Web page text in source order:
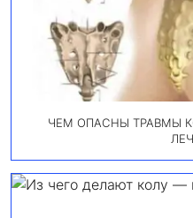
ЧЕМ ОПАСНЫ ТРАВМЫ